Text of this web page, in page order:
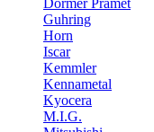
Dormer Pramet
Guhring
Horn
Iscar
Kemmler
Kennametal
Kyocera
M.I.G.